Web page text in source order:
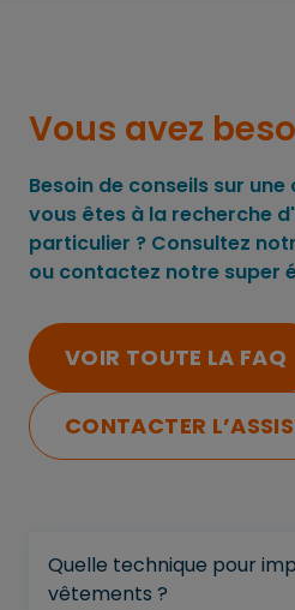
Vous avez
Besoin de conseils sur
vous êtes à la recherche
particulier ? Consultez
ou contactez notre super
VOIR TOUTE LA FAQ
CONTACTER
Quelle technique pour
vêtements ?